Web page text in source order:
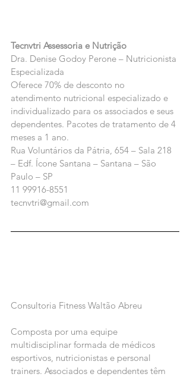
Tecnvtri Assessoria e Nutrição
Dra. Denise Godoy Perone – Nutricionista
Especializada
Oferece 70% de desconto no
atendimento nutricional especializado e
individualizado para os associados e seus
dependentes. Pacotes de tratamento de 4
meses a 1 ano.
Rua Voluntários da Pátria, 654 – Sala 218
– Edf. Ícone Santana – Santana – São
Paulo – SP
11 99916-8551
tecnvtri@gmail.com
Consultoria Fitness Waltão Abreu
Composta por uma equipe
multidisciplinar formada de médicos
esportivos, nutricionistas e personal
trainers. Associados e dependentes têm